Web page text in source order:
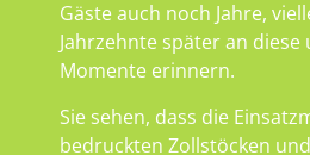
Gäste auch noch Jahre,
Jahrzehnte später an diese
Momente erinnern.
Sie sehen, dass die
bedruckten Zollstöcken und